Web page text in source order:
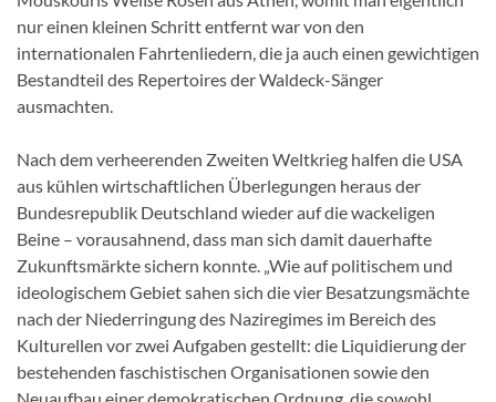
nur einen kleinen Schritt entfernt war von den
internationalen Fahrtenliedern, die ja auch einen gewichtigen
Bestandteil des Repertoires der Waldeck-Sänger
ausmachten.
Nach dem verheerenden Zweiten Weltkrieg halfen die USA
aus kühlen wirtschaftlichen Überlegungen heraus der
Bundesrepublik Deutschland wieder auf die wackeligen
Beine – vorausahnend, dass man sich damit dauerhafte
Zukunftsmärkte sichern konnte. „Wie auf politischem und
ideologischem Gebiet sahen sich die vier Besatzungsmächte
nach der Niederringung des Naziregimes im Bereich des
Kulturellen vor zwei Aufgaben gestellt: die Liquidierung der
bestehenden faschistischen Organisationen sowie den